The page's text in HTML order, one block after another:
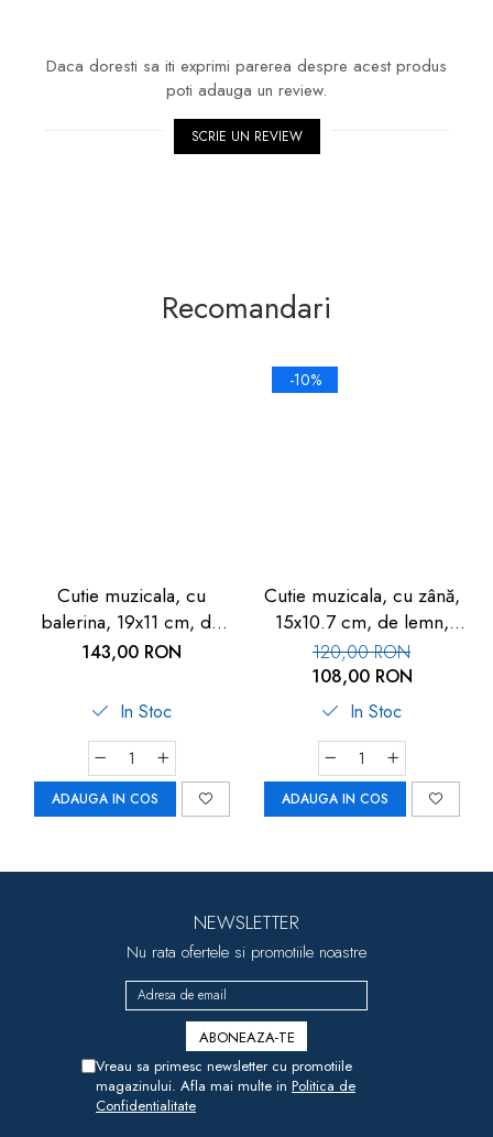
Daca doresti sa iti exprimi parerea despre acest produs
poti adauga un review.
SCRIE UN REVIEW
Recomandari
Cutie muzicala, cu
balerina, 19x11 cm, de
lemn, Goki
143,00 RON
In Stoc
ADAUGA IN COS
-10%
Cutie muzicala, cu zână,
15x10.7 cm, de lemn,
Goki
120,00 RON
108,00 RON
In Stoc
ADAUGA IN COS
NEWSLETTER
Nu rata ofertele si promotiile noastre
Vreau sa primesc newsletter cu promotiile
magazinului. Afla mai multe in Politica de
Confidentialitate